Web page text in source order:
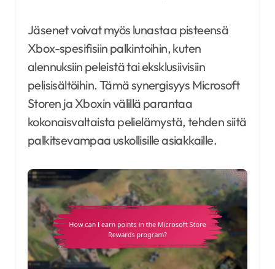
Jäsenet voivat myös lunastaa pisteensä
Xbox-spesifisiin palkintoihin, kuten
alennuksiin peleistä tai eksklusiivisiin
pelisisältöihin. Tämä synergisyys Microsoft
Storen ja Xboxin välillä parantaa
kokonaisvaltaista pelielämystä, tehden siitä
palkitsevampaa uskollisille asiakkaille.